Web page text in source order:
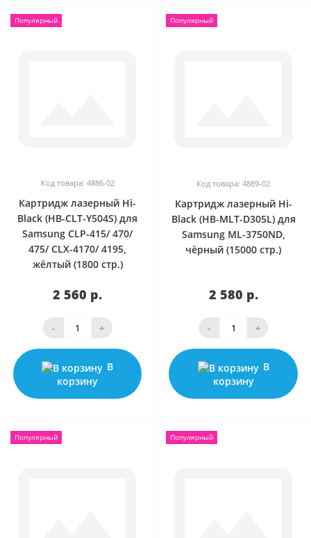
Популярный
Код товара: 4886-02
Картридж лазерный Hi-
Black (HB-CLT-Y504S) для
Samsung CLP-415/ 470/
475/ CLX-4170/ 4195,
жёлтый (1800 стр.)
2 560 р.
- +
В
корзину
Популярный
Код товара: 4889-02
Картридж лазерный Hi-
Black (HB-MLT-D305L) для
Samsung ML-3750ND,
чёрный (15000 стр.)
2 580 р.
- +
В
корзину
Популярный Популярный